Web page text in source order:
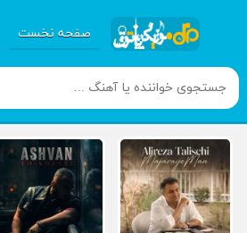
صفحه نخست